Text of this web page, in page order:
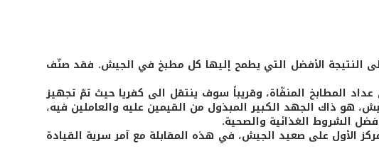
النتيجة الأفضل التي يطمح إليها كل مطبخ في الجيش. فقد صنّف
المطابخ المنفّاة، وقريباً سوف ينتقل الى كفريا حيث تمّ تجهيز
هو ذاك الجهد الكبير المبذول من القيمين عليه والعاملين فيه،
الشروط الغذائية والصحية.
الأول على صعيد الجيش، في هذه المقابلة مع آمر سرية القيادة